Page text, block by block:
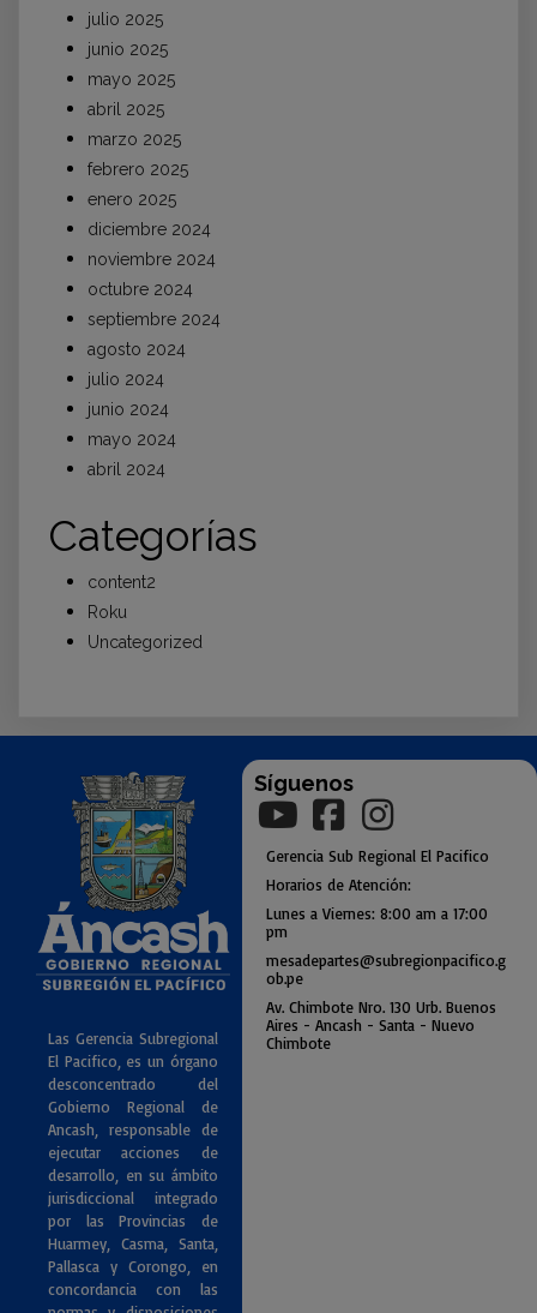
julio 2025
junio 2025
mayo 2025
abril 2025
marzo 2025
febrero 2025
enero 2025
diciembre 2024
noviembre 2024
octubre 2024
septiembre 2024
agosto 2024
julio 2024
junio 2024
mayo 2024
abril 2024
Categorías
content2
Roku
Uncategorized
Las Gerencia Subregional
El Pacifico, es un órgano
desconcentrado del
Gobierno Regional de
Ancash, responsable de
ejecutar acciones de
desarrollo, en su ámbito
jurisdiccional integrado
por las Provincias de
Huarmey, Casma, Santa,
Pallasca y Corongo, en
concordancia con las
Síguenos
Gerencia Sub Regional El Pacifico
Horarios de Atención:
Lunes a Viernes: 8:00 am a 17:00
pm
mesadepartes@subregionpacifico.g
ob.pe
Av. Chimbote Nro. 130 Urb. Buenos
Aires - Ancash - Santa - Nuevo
Chimbote